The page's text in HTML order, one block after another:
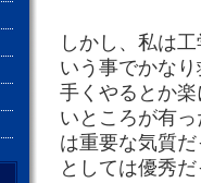
しかし、私は
いう事でかな
手くやるとか
いところが有
は重要な気質
としては優秀